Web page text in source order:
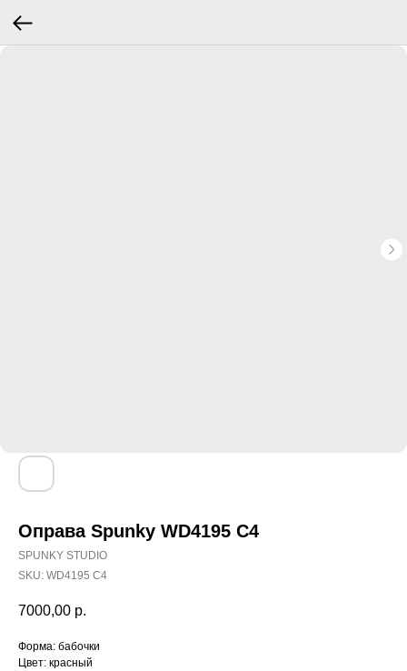
Оправа Spunky WD4195 C4
SPUNKY STUDIO
SKU: WD4195 C4
7000,00 р.
Форма: бабочки
Цвет: красный